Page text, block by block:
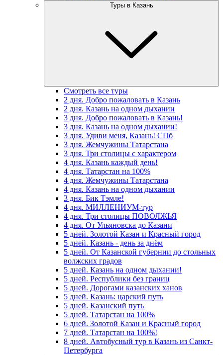
Туры в Казань
Смотреть все туры
2 дня. Добро пожаловать в Казань
2 дня. Казань на одном дыхании
3 дня. Добро пожаловать в Казань!
3 дня. Казань на одном дыхании!
3 дня. Удиви меня, Казань! СПб
3 дня. Жемчужины Татарстана
3 дня. Три столицы с характером
4 дня. Казань каждый день!
4 дня. Татарстан на 100%
4 дня. Жемчужины Татарстана
4 дня. Казань на одном дыхании
3 дня. Бик Тэмле!
4 дня. МИЛЛЕНИУМ-тур
4 дня. Три столицы ПОВОЛЖЬЯ
4 дня. От Ульяновска до Казани
5 дней. Золотой Казан и Красный город
5 дней. Казань - день за днём
5 дней. От Казанской губернии до стольных
волжских градов
5 дней. Казань на одном дыхании!
5 дней. Республики без границ
5 дней. Дорогами казанских ханов
5 дней. Казань: царский путь
5 дней. Казанский путь
5 дней. Татарстан на 100%
6 дней. Золотой Казан и Красный город
7 дней. Татарстан на 100%!
8 дней. Автобусный тур в Казань из Санкт-
Петербурга